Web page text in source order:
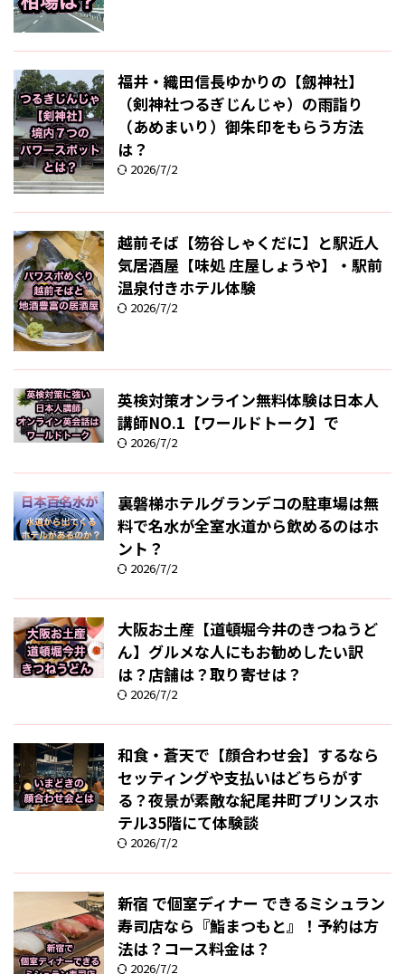
福井・織田信長ゆかりの【劔神社】
（剣神社つるぎじんじゃ）の雨詣り
（あめまいり）御朱印をもらう方法
は？
2026/7/2
越前そば【笏谷しゃくだに】と駅近人
気居酒屋【味処 庄屋しょうや】・駅前
温泉付きホテル体験
2026/7/2
英検対策オンライン無料体験は日本人
講師NO.1【ワールドトーク】で
2026/7/2
裏磐梯ホテルグランデコの駐車場は無
料で名水が全室水道から飲めるのはホ
ント？
2026/7/2
大阪お土産【道頓堀今井のきつねうど
ん】グルメな人にもお勧めしたい訳
は？店舗は？取り寄せは？
2026/7/2
和食・蒼天で【顔合わせ会】するなら
セッティングや支払いはどちらがす
る？夜景が素敵な紀尾井町プリンスホ
テル35階にて体験談
2026/7/2
新宿 で個室ディナー できるミシュラン
寿司店なら『鮨まつもと』！予約は方
法は？コース料金は？
2026/7/2